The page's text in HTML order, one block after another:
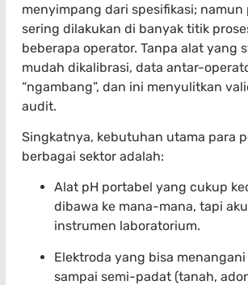
menyimpang dari spesifikasi; namun
sering dilakukan di banyak titik
beberapa operator. Tanpa alat yang
mudah dikalibrasi, data antar-
“ngambang”, dan ini menyulitkan
audit.
Singkatnya, kebutuhan utama para
berbagai sektor adalah:
Alat pH portabel yang cukup
dibawa ke mana-mana, tapi
instrumen laboratorium.
Elektroda yang bisa
sampai semi-padat (tanah,